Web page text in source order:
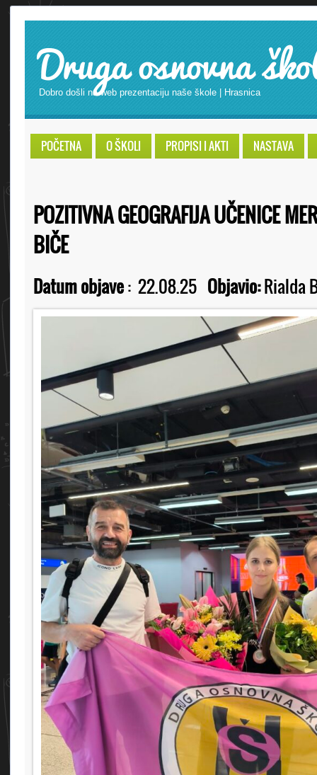
Druga osnovna
Dobro došli na web prezentaciju naše škole | Hrasnica
POČETNA O ŠKOLI PROPISI I AKTI NASTAVA
POZITIVNA GEOGRAFIJA UČENICE
BIČE
Datum objave: 22.08.25 Objavio:Rialda